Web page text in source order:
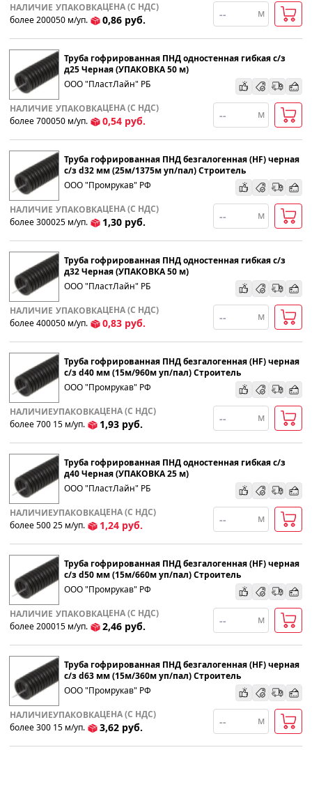
НАЛИЧИЕ
более 2000
УПАКОВКА
50 м/уп.
ЦЕНА (С НДС)
0,86 руб.
м
Труба гофрированная ПНД одностенная гибкая с/з
д25 Черная (УПАКОВКА 50 м)
ООО "ПластЛайн" РБ
НАЛИЧИЕ
более 7000
УПАКОВКА
50 м/уп.
ЦЕНА (С НДС)
0,54 руб.
м
Труба гофрированная ПНД безгалогенная (HF) черная
с/з d32 мм (25м/1375м уп/пал) Строитель
ООО "Промрукав" РФ
НАЛИЧИЕ
более 3000
УПАКОВКА
25 м/уп.
ЦЕНА (С НДС)
1,30 руб.
м
Труба гофрированная ПНД одностенная гибкая с/з
д32 Черная (УПАКОВКА 50 м)
ООО "ПластЛайн" РБ
НАЛИЧИЕ
более 4000
УПАКОВКА
50 м/уп.
ЦЕНА (С НДС)
0,83 руб.
м
Труба гофрированная ПНД безгалогенная (HF) черная
с/з d40 мм (15м/960м уп/пал) Строитель
ООО "Промрукав" РФ
НАЛИЧИЕ
более 700
УПАКОВКА
15 м/уп.
ЦЕНА (С НДС)
1,93 руб.
м
Труба гофрированная ПНД одностенная гибкая с/з
д40 Черная (УПАКОВКА 25 м)
ООО "ПластЛайн" РБ
НАЛИЧИЕ
более 500
УПАКОВКА
25 м/уп.
ЦЕНА (С НДС)
1,24 руб.
м
Труба гофрированная ПНД безгалогенная (HF) черная
с/з d50 мм (15м/660м уп/пал) Строитель
ООО "Промрукав" РФ
НАЛИЧИЕ
более 2000
УПАКОВКА
15 м/уп.
ЦЕНА (С НДС)
2,46 руб.
м
Труба гофрированная ПНД безгалогенная (HF) черная
с/з d63 мм (15м/360м уп/пал) Строитель
ООО "Промрукав" РФ
НАЛИЧИЕ
более 300
УПАКОВКА
15 м/уп.
ЦЕНА (С НДС)
3,62 руб.
м